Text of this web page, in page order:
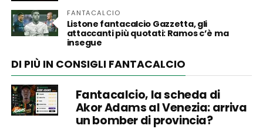
FANTACALCIO
Listone fantacalcio Gazzetta, gli
attaccanti più quotati: Ramos c’è ma
insegue
DI PIÙ IN CONSIGLI FANTACALCIO
Fantacalcio, la scheda di
Akor Adams al Venezia: arriva
un bomber di provincia?